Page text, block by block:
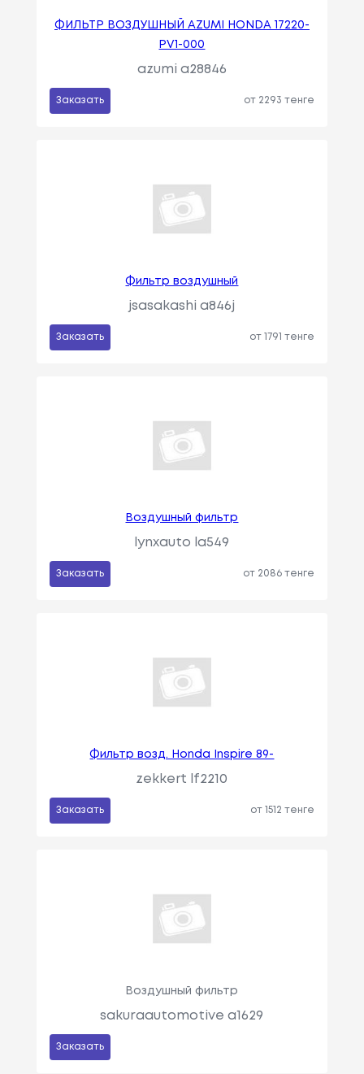
ФИЛЬТР ВОЗДУШНЫЙ AZUMI HONDA 17220-
PV1-000
azumi a28846
Заказать от 2293 тенге
Фильтр воздушный
jsasakashi a846j
Заказать от 1791 тенге
Воздушный фильтр
lynxauto la549
Заказать от 2086 тенге
Фильтр возд. Honda Inspire 89-
zekkert lf2210
Заказать от 1512 тенге
Воздушный фильтр
sakuraautomotive a1629
Заказать